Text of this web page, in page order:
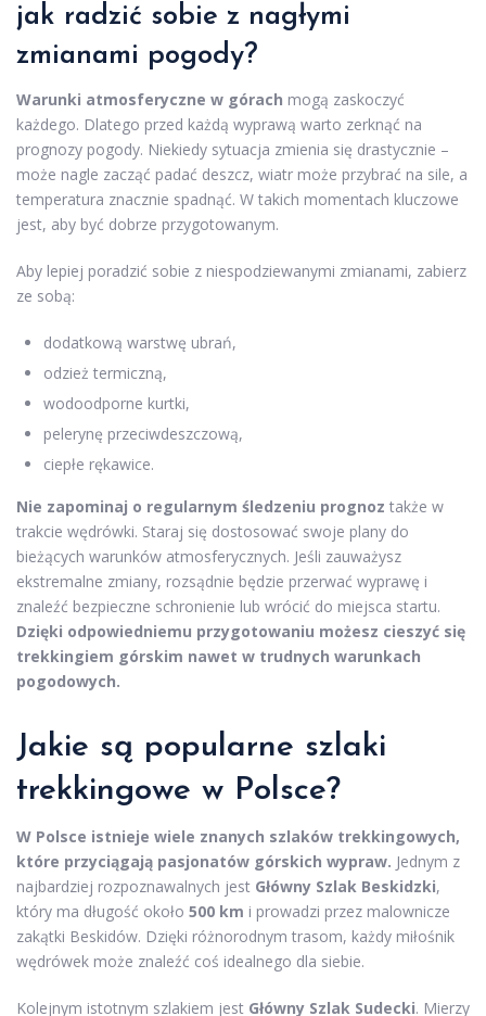
jak radzić sobie z nagłymi
zmianami pogody?
Warunki atmosferyczne w górach mogą zaskoczyć
każdego. Dlatego przed każdą wyprawą warto zerknąć na
prognozy pogody. Niekiedy sytuacja zmienia się drastycznie –
może nagle zacząć padać deszcz, wiatr może przybrać na sile, a
temperatura znacznie spadnąć. W takich momentach kluczowe
jest, aby być dobrze przygotowanym.
Aby lepiej poradzić sobie z niespodziewanymi zmianami, zabierz
ze sobą:
dodatkową warstwę ubrań,
odzież termiczną,
wodoodporne kurtki,
pelerynę przeciwdeszczową,
ciepłe rękawice.
Nie zapominaj o regularnym śledzeniu prognoz także w
trakcie wędrówki. Staraj się dostosować swoje plany do
bieżących warunków atmosferycznych. Jeśli zauważysz
ekstremalne zmiany, rozsądnie będzie przerwać wyprawę i
znaleźć bezpieczne schronienie lub wrócić do miejsca startu.
Dzięki odpowiedniemu przygotowaniu możesz cieszyć się
trekkingiem górskim nawet w trudnych warunkach
pogodowych.
Jakie są popularne szlaki
trekkingowe w Polsce?
W Polsce istnieje wiele znanych szlaków trekkingowych,
które przyciągają pasjonatów górskich wypraw. Jednym z
najbardziej rozpoznawalnych jest Główny Szlak Beskidzki,
który ma długość około 500 km i prowadzi przez malownicze
zakątki Beskidów. Dzięki różnorodnym trasom, każdy miłośnik
wędrówek może znaleźć coś idealnego dla siebie.
Kolejnym istotnym szlakiem jest Główny Szlak Sudecki. Mierzy